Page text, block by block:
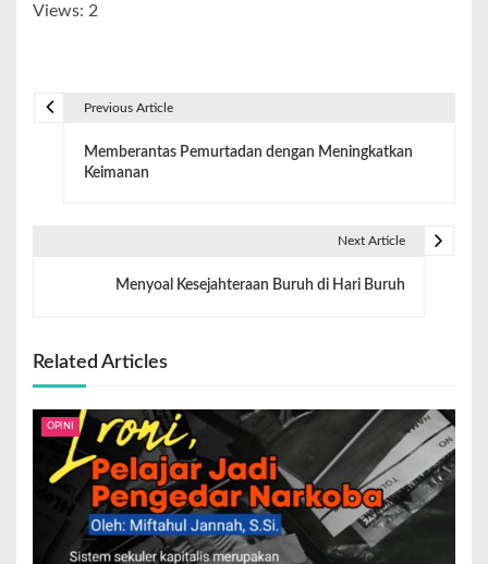
Views: 2
Previous Article
Memberantas Pemurtadan dengan Meningkatkan
Keimanan
Next Article
Menyoal Kesejahteraan Buruh di Hari Buruh
Related Articles
OPINI